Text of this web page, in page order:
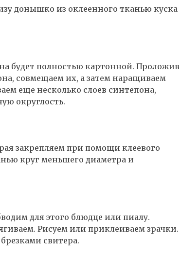
донышко из оклеенного тканью куска
будет полностью картонной. Проложив
совмещаем их, а затем наращиваем
еще несколько слоев синтепона,
округлость.
закрепляем при помощи клеевого
круг меньшего диаметра и
для этого блюдце или пиалу.
Рисуем или приклеиваем зрачки.
свитера.